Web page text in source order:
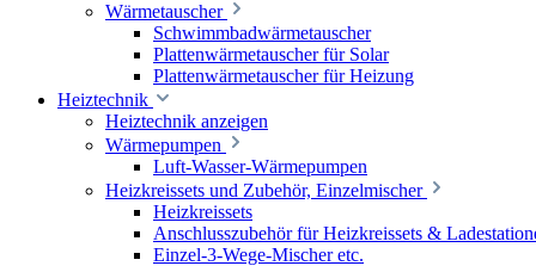
Wärmetauscher
Schwimmbadwärmetauscher
Plattenwärmetauscher für Solar
Plattenwärmetauscher für Heizung
Heiztechnik
Heiztechnik anzeigen
Wärmepumpen
Luft-Wasser-Wärmepumpen
Heizkreissets und Zubehör, Einzelmischer
Heizkreissets
Anschlusszubehör für Heizkreissets &
Einzel-3-Wege-Mischer etc.